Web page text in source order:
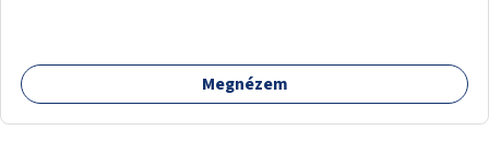
Megnézem